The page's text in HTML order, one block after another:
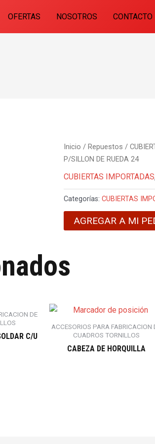
OFERTAS NOSOTROS CONTACTO
Inicio / Repuestos /
P/SILLON DE RUEDA 24
CUBIERTAS IMPORTADAS
Categorías:CUBIERTAS
AGREGAR A MI
DE
C/U
ACCESORIOS PARA FABRICACION
CUADROS TORNILLOS
CABEZA DE HORQUILLA